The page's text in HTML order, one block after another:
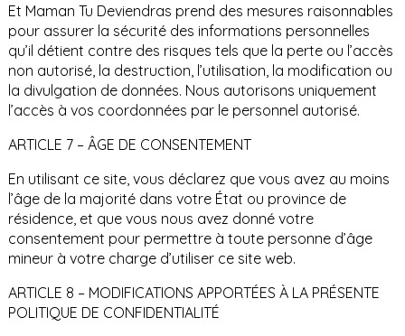
Et Maman Tu Deviendras prend des mesures raisonnables
pour assurer la sécurité des informations personnelles
qu’il détient contre des risques tels que la perte ou l’accès
non autorisé, la destruction, l’utilisation, la modification ou
la divulgation de données. Nous autorisons uniquement
l’accès à vos coordonnées par le personnel autorisé.
ARTICLE 7 – ÂGE DE CONSENTEMENT
En utilisant ce site, vous déclarez que vous avez au moins
l’âge de la majorité dans votre État ou province de
résidence, et que vous nous avez donné votre
consentement pour permettre à toute personne d’âge
mineur à votre charge d’utiliser ce site web.
ARTICLE 8 – MODIFICATIONS APPORTÉES À LA PRÉSENTE
POLITIQUE DE CONFIDENTIALITÉ